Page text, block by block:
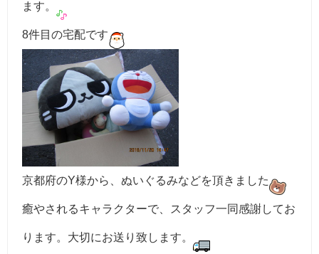
ます。
8件目の宅配です
京都府のY様から、ぬいぐるみなどを頂きました
癒やされるキャラクターで、スタッフ一同感謝してお
ります。大切にお送り致します。